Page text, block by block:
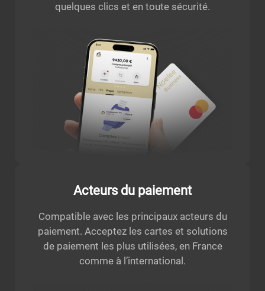
quelques clics et en toute sécurité.
Acteurs du paiement
Compatible avec les principaux acteurs du
paiement. Acceptez les cartes et solutions
de paiement les plus utilisées, en France
comme à l’international.